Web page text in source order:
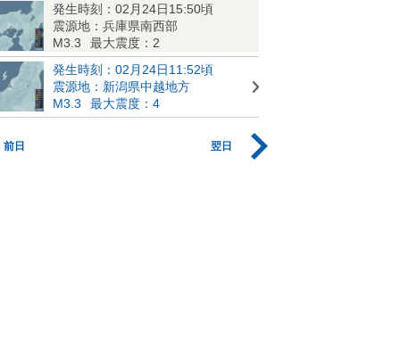
発生時刻：02月24日15:50頃
震源地：兵庫県南西部
M3.3
最大震度：2
発生時刻：02月24日11:52頃
震源地：新潟県中越地方
M3.3
最大震度：4
前日 翌日